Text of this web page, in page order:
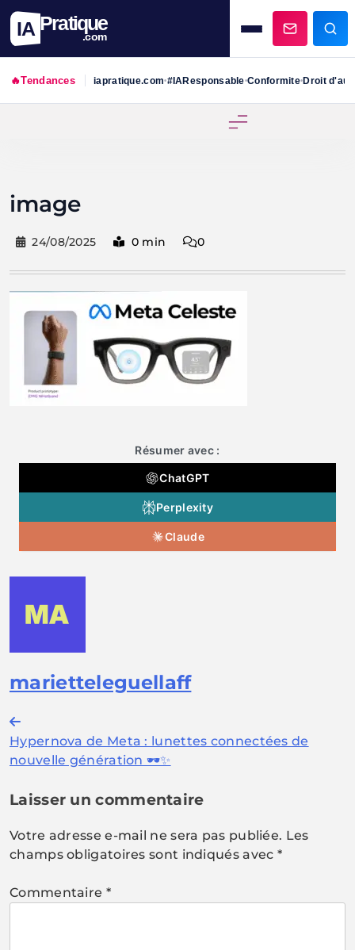
IA Pratique
.com
🔥Tendances iapratique.com•#IAResponsable•Conformite•Droit
image
24/08/2025 0 min 0
Résumer avec :
ChatGPT
Perplexity
Claude
marietteleguellaff
Navigation
de
Hypernova de Meta : lunettes connectées de
nouvelle génération 🕶️✨
Laisser un commentaire
Votre adresse e-mail ne sera pas publiée. Les
champs obligatoires sont indiqués avec *
Commentaire *